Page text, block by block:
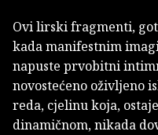
Ovi lirski fragmenti,
kada manifestnim
napuste prvobitni
novostećeno oživljeno
reda, cjelinu koja,
dinamičnom, nikada